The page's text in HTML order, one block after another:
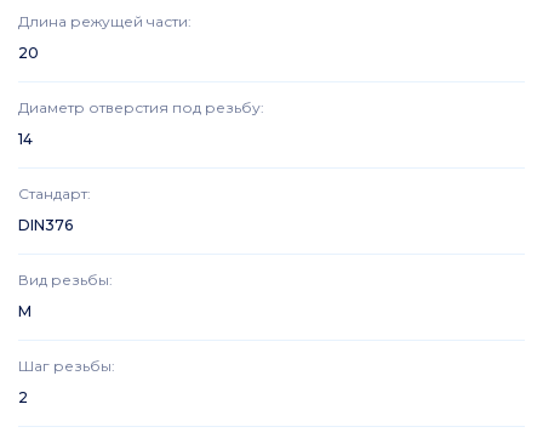
Длина режущей части:
20
Диаметр отверстия под резьбу:
14
Стандарт:
DIN376
Вид резьбы:
M
Шаг резьбы:
2